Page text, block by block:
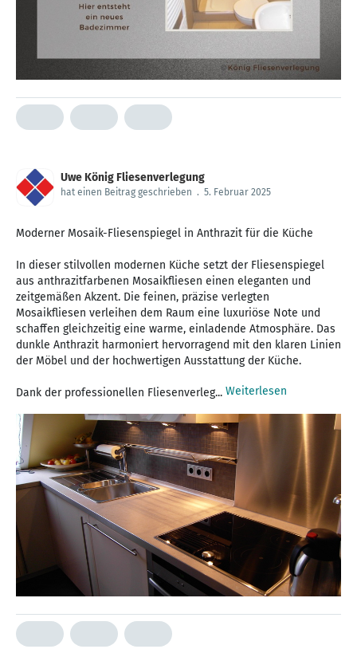
Uwe König Fliesenverlegung
hat einen Beitrag geschrieben . 5. Februar 2025
Moderner Mosaik-Fliesenspiegel in Anthrazit für die Küche
In dieser stilvollen modernen Küche setzt der Fliesenspiegel
aus anthrazitfarbenen Mosaikfliesen einen eleganten und
zeitgemäßen Akzent. Die feinen, präzise verlegten
Mosaikfliesen verleihen dem Raum eine luxuriöse Note und
schaffen gleichzeitig eine warme, einladende Atmosphäre. Das
dunkle Anthrazit harmoniert hervorragend mit den klaren Linien
der Möbel und der hochwertigen Ausstattung der Küche.
Dank der professionellen Fliesenverleg... Weiterlesen